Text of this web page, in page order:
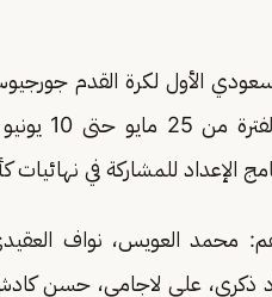
الأول لكرة القدم
المقبل في
الإعداد للمشاركة في نهائيات كأس
(30) لاعبًا هم: محمد العويس،
ذكري، علي لاجامي، حسن